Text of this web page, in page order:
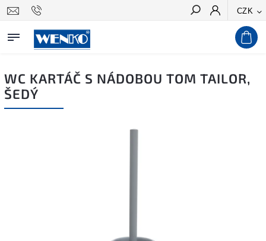
CZK
Hledat
WC KARTÁČ S NÁDOBOU TOM TAILOR,
ŠEDÝ